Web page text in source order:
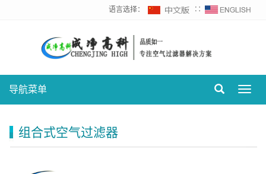
语言选择： ∷
导航菜单
组合式空气过滤器